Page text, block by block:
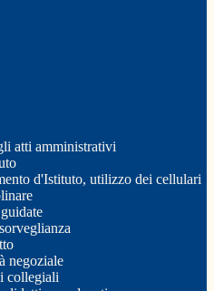
atti amministrativi
d'Istituto, utilizzo dei cellulari
negoziale
collegiali